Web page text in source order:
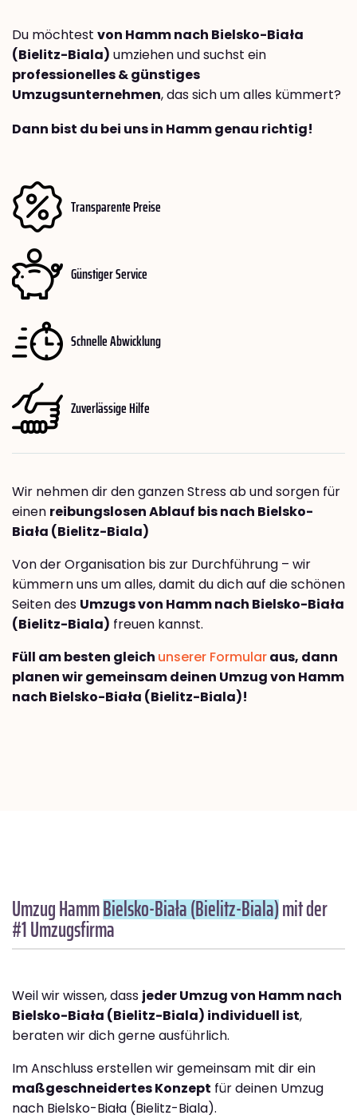
Du möchtest von Hamm nach Bielsko-Biała
(Bielitz-Biala) umziehen und suchst ein
professionelles & günstiges
Umzugsunternehmen, das sich um alles kümmert?
Dann bist du bei uns in Hamm genau richtig!
Transparente Preise
Günstiger Service
Schnelle Abwicklung
Zuverlässige Hilfe
Wir nehmen dir den ganzen Stress ab und sorgen für
einen reibungslosen Ablauf bis nach Bielsko-
Biała (Bielitz-Biala)
Von der Organisation bis zur Durchführung – wir
kümmern uns um alles, damit du dich auf die schönen
Seiten des Umzugs von Hamm nach Bielsko-Biała
(Bielitz-Biala) freuen kannst.
Füll am besten gleich unserer Formularaus, dann
planen wir gemeinsam deinen Umzug von Hamm
nach Bielsko-Biała (Bielitz-Biala)!
Umzug HammBielsko-Biała (Bielitz-Biala)mit der
#1 Umzugsfirma
Weil wir wissen, dass jeder Umzug von Hamm nach
Bielsko-Biała (Bielitz-Biala) individuell ist,
beraten wir dich gerne ausführlich.
Im Anschluss erstellen wir gemeinsam mit dir ein
maßgeschneidertes Konzept für deinen Umzug
nach Bielsko-Biała (Bielitz-Biala).